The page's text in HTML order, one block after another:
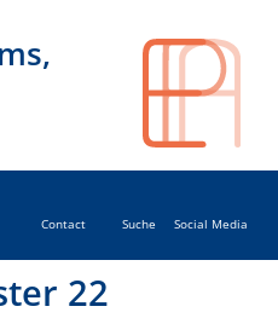
Contact Suche Social Media
22